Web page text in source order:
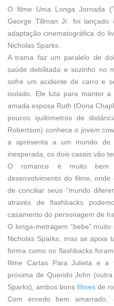
O filme Uma Longa Jornada
George Tillman Jr. foi
adaptação cinematográfica do
Nicholas Sparks.
A trama faz um paralelo de
saúde debilitada e sozinho no
sofre um acidente de carro e
isolado. Ele luta para manter
amada esposa Ruth (Oona
poucos quilómetros de
Robertson) conhece o jovem
a apresenta a um mundo de
inesperada, os dois casais vão
O romance é muito bem
desenvolvimento do filme,
de conciliar seus “mundo
através de flashbacks
casamento do personagem de
O longa-metragem “bebe”
Nicholas Sparks, mas se apoia
forma como os flashbacks
filme Cartas Para Julieta e a
próxima de Querido John
Sparks), ambos bons filmes de
Com enredo bem